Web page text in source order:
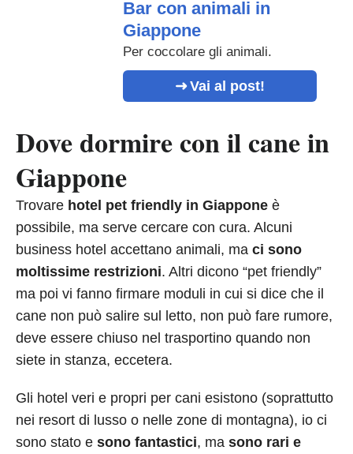
Bar con animali in
Giappone
Per coccolare gli animali.
Vai al post!
Dove dormire con il cane in
Giappone
Trovare hotel pet friendly in Giappone è
possibile, ma serve cercare con cura. Alcuni
business hotel accettano animali, ma ci sono
moltissime restrizioni. Altri dicono “pet friendly”
ma poi vi fanno firmare moduli in cui si dice che il
cane non può salire sul letto, non può fare rumore,
deve essere chiuso nel trasportino quando non
siete in stanza, eccetera.
Gli hotel veri e propri per cani esistono (soprattutto
nei resort di lusso o nelle zone di montagna), io ci
sono stato e sono fantastici, ma sono rari e